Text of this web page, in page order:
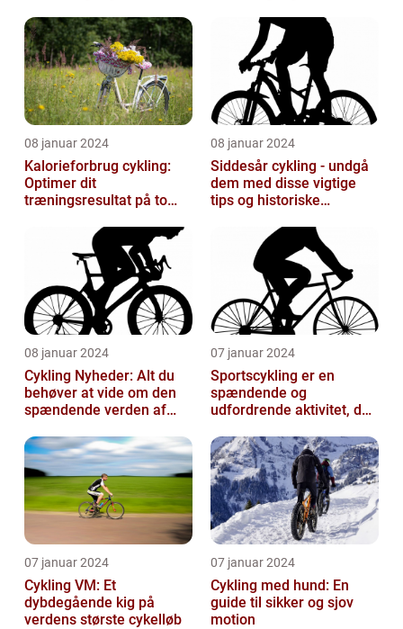
Prestigefyldte r
08 januar 2024
Kalorieforbrug cykling:
Optimer dit
træningsresultat på to
08 januar 2024
Siddesår cykling - undgå
dem med disse vigtige
tips og historiske
08 januar 2024
Cykling Nyheder: Alt du
behøver at vide om den
spændende verden af
07 januar 2024
Sportscykling er en
spændende og
udfordrende aktivitet, der
fritidsmotionister o...
07 januar 2024
Cykling VM: Et
dybdegående kig på
verdens største cykelløb
07 januar 2024
Cykling med hund: En
guide til sikker og sjov
motion